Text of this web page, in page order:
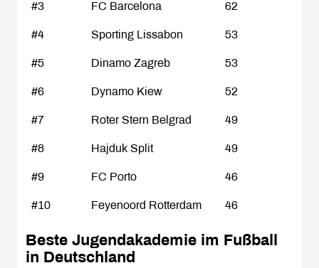
#3 FC Barcelona 62
#4 Sporting Lissabon 53
#5 Dinamo Zagreb 53
#6 Dynamo Kiew 52
#7 Roter Stern Belgrad 49
#8 Hajduk Split 49
#9 FC Porto 46
#10 Feyenoord Rotterdam 46
Beste Jugendakademie im Fußball
in Deutschland